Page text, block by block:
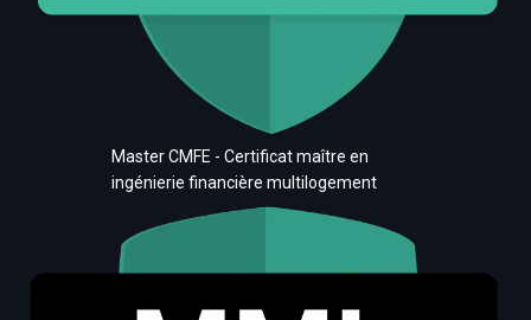
Master CMFE - Certificat maître en
ingénierie financière multilogement